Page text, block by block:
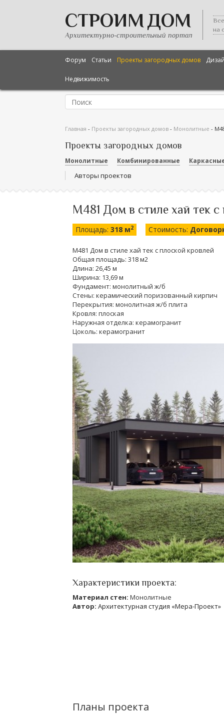
СТРОИМ ДОМ
Архитектурно-строительный портал
на
Форум Статьи Проекты загородных домов
Недвижимость
Главная - Проекты загородных домов - Монолитные -
Проекты загородных домов
Монолитные Комбинированные
Авторы проектов
М481 Дом в стиле хай тек с
Площадь: 318 м2 Стоимость:
М481 Дом в стиле хай тек с плоской кровлей
Общая площадь: 318 м2
Длина: 26,45 м
Ширина: 13,69 м
Фундамент: монолитный ж/б
Стены: керамический поризованный кирпич
Перекрытия: монолитная ж/б плита
Кровля: плоская
Наружная отделка: керамогранит
Цоколь: керамогранит
Характеристики проекта:
Материал стен: Монолитные
Автор: Архитектурная студия «Мера-Проект»
Планы проекта